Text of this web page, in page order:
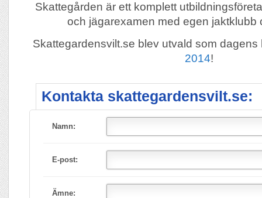
Skattegården är ett komplett
och jägarexamen med egen jaktklubb
Skattegardensvilt.se blev utvald som
2014!
Kontakta skattegardensvilt.se:
Namn:
E-post:
Ämne: